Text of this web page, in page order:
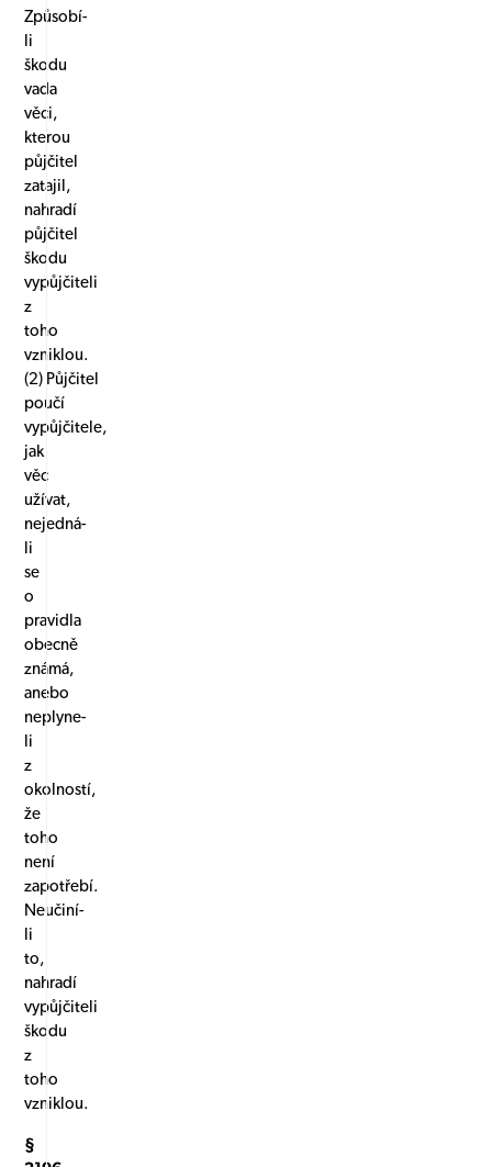
Způsobí-
li
škodu
vada
věci,
kterou
půjčitel
zatajil,
nahradí
půjčitel
škodu
vypůjčiteli
z
toho
vzniklou.
(2) Půjčitel
poučí
vypůjčitele,
jak
věc
užívat,
nejedná-
li
se
o
pravidla
obecně
známá,
anebo
neplyne-
li
z
okolností,
že
toho
není
zapotřebí.
Neučiní-
li
to,
nahradí
vypůjčiteli
škodu
z
toho
vzniklou.
§